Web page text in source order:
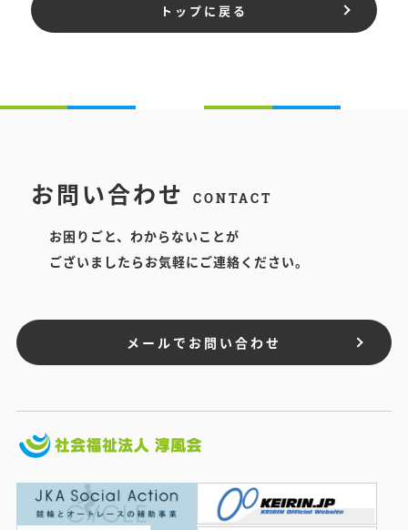
トップに戻る
お問い合わせ CONTACT
お困りごと、わからないことが
ございましたらお気軽にご連絡ください。
メールでお問い合わせ